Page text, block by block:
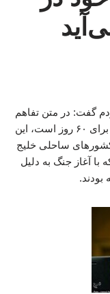
گفت:‏ در متن تفاهم
آمده است که عبور از تنگه بدون هزینه فقط برای ۶۰ روز است، این
ساحلی خلیج
آغاز جنگ به دلیل